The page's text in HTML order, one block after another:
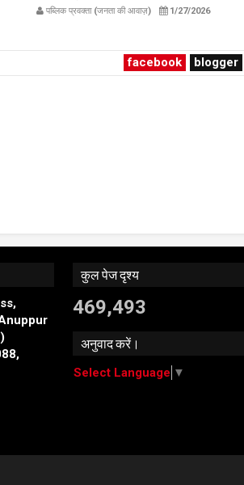
publicpravakta.com
पब्लिक प्रवक्ता (जनता की आवाज़) 1/27/2026
facebook blogger
कुल पेज दृश्य
469,493
अनुवाद करें।
Select Language ▼